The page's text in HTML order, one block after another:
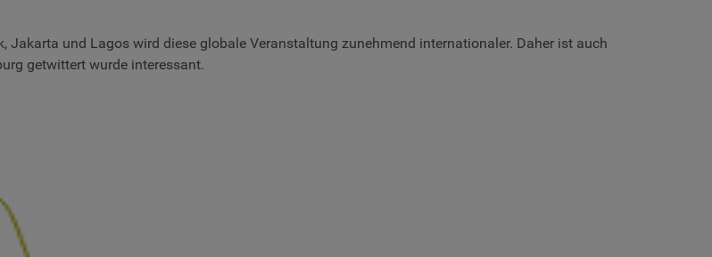
und Lagos wird diese globale Veranstaltung zunehmend internationaler. Daher ist auch
getwittert wurde interessant.